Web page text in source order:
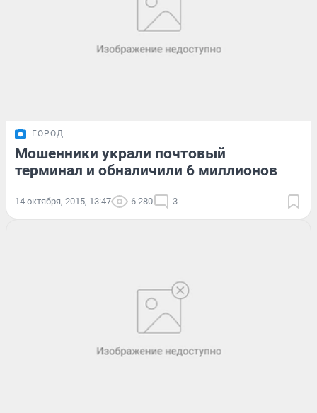
ГОРОД
Мошенники украли почтовый
терминал и обналичили 6 миллионов
14 октября, 2015, 13:47 6 280 3